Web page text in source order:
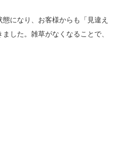
になり、お客様からも「見違え
した。雑草がなくなることで、